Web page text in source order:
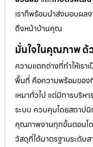
เราก็พร้อมนำส่งมอบผล
ถึงหน้าบ้านคุณ
มั่นใจในคุณภาพ ด้
ความแตกต่างที่ทำให้เรา
พื้นที่ คือความพร้อมของ
เหมาทั่วไป แต่มีการบริห
ระบบ ควบคุมโดยสถาป
คุณภาพงานทุกขั้นตอนโ
วัสดุที่ได้มาตรฐานระดับ